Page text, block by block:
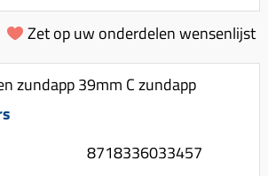
Zet op uw onderdelen wensenlijst
zundapp 39mm C zundapp
8718336033457